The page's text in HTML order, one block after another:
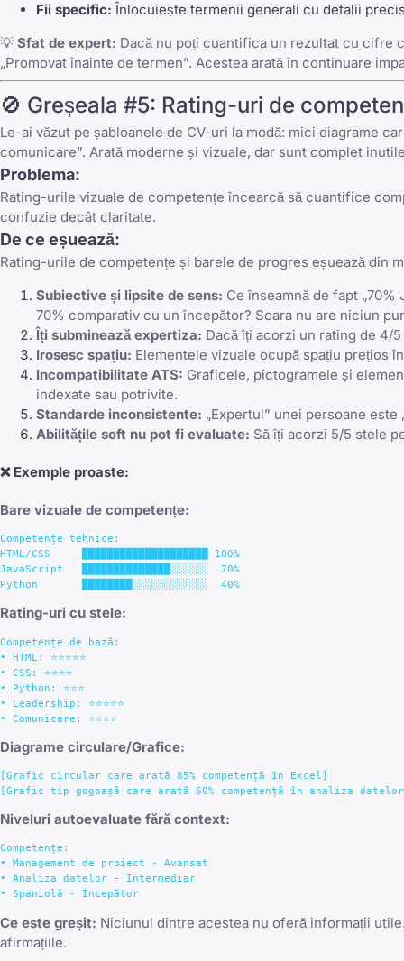
Fii specific: Înlocuiește termenii generali cu detalii
💡 Sfat de expert: Dacă nu poți cuantifica un rezultat cu cifre
„Promovat înainte de termen”. Acestea arată în continuare
🚫 Greșeala #5: Rating-uri de
Le-ai văzut pe șabloanele de CV-uri la modă: mici diagrame
comunicare”. Arată moderne și vizuale, dar sunt complet
Problema:
Rating-urile vizuale de competențe încearcă să cuantifice
confuzie decât claritate.
De ce eșuează:
Rating-urile de competențe și barele de progres eșuează din
Subiective și lipsite de sens: Ce înseamnă de fapt
70% comparativ cu un începător? Scara nu are niciun
Îți subminează expertiza: Dacă îți acorzi un rating de 4/
Irosesc spațiu: Elementele vizuale ocupă spațiu prețios
Incompatibilitate ATS: Graficele, pictogramele și
indexate sau potrivite.
Standarde inconsistente: „Expertul” unei persoane
Abilitățile soft nu pot fi evaluate: Să îți acorzi 5/5 stele
❌ Exemple proaste:
Bare vizuale de competențe:
Competențe tehnice:
HTML/CSS     ████████████████████ 100%
JavaScript   ██████████████░░░░░░  70%
Rating-uri cu stele:
Competențe de bază:
• HTML: ⭐⭐⭐⭐⭐
• CSS: ⭐⭐⭐⭐
• Python: ⭐⭐⭐
• Leadership: ⭐⭐⭐⭐⭐
Diagrame circulare/Grafice:
[Grafic circular care arată 85% competență în Excel]
Niveluri autoevaluate fără context:
Competențe:
• Management de proiect - Avansat
• Analiza datelor - Intermediar
Ce este greșit: Niciunul dintre acestea nu oferă informații
afirmațiile.